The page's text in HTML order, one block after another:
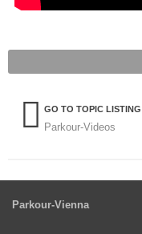
GO TO TOPIC LISTING
Parkour-Videos
Parkour-Vienna